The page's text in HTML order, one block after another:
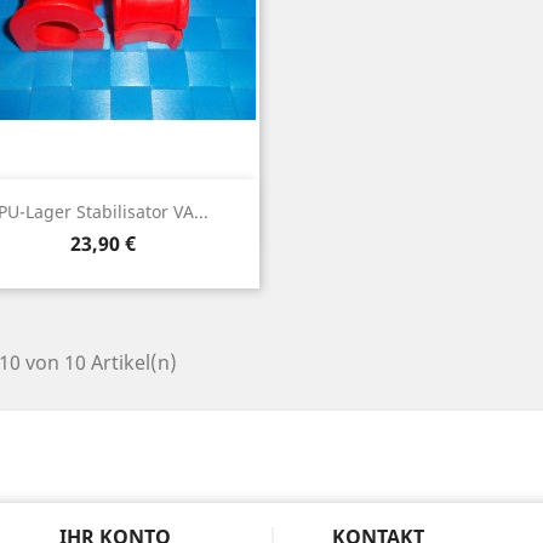
PU-Lager Stabilisator VA...
Preis
23,90 €
 Vorschau
von 10 Artikel(n)
IHR KONTO KONTAKT